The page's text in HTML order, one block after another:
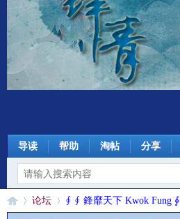
导读 帮助 淘帖 分享
论坛 ∮ ∮ 鋒靡天下 Kwok Fung ∮